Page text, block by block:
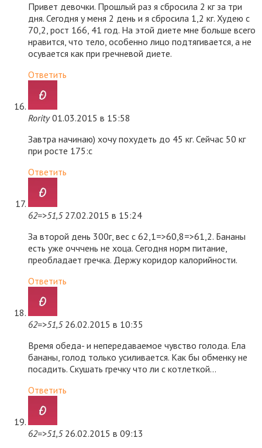
Привет девочки. Прошлый раз я сбросила 2 кг за три
дня. Сегодня у меня 2 день и я сбросила 1,2 кг. Худею с
70,2, рост 166, 41 год. На этой диете мне больше всего
нравится, что тело, особенно лицо подтягивается, а не
осувается как при гречневой диете.
Ответить
Rority 01.03.2015 в 15:58
Завтра начинаю) хочу похудеть до 45 кг. Сейчас 50 кг
при росте 175:с
Ответить
62=>51,5 27.02.2015 в 15:24
За второй день 300г, вес с 62,1=>60,8=>61,2. Бананы
есть уже очччень не хоца. Сегодня норм питание,
преобладает гречка. Держу коридор калорийности.
Ответить
62=>51,5 26.02.2015 в 10:35
Время обеда- и непередаваемое чувство голода. Ела
бананы, голод только усиливается. Как бы обменку не
посадить. Скушать гречку что ли с котлеткой…
Ответить
62=>51,5 26.02.2015 в 09:13